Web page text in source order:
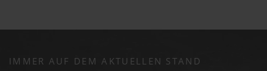
IMMER AUF DEM AKTUELLEN STAND